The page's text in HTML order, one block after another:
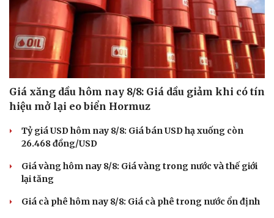
Âm nhạc
Sao Việt
Giá xăng dầu hôm nay 8/8: Giá dầu giảm khi có tín
hiệu mở lại eo biển Hormuz
Tỷ giá USD hôm nay 8/8: Giá bán USD hạ xuống còn
26.468 đồng/USD
Giá vàng hôm nay 8/8: Giá vàng trong nước và thế giới
lại tăng
Giá cà phê hôm nay 8/8: Giá cà phê trong nước ổn định